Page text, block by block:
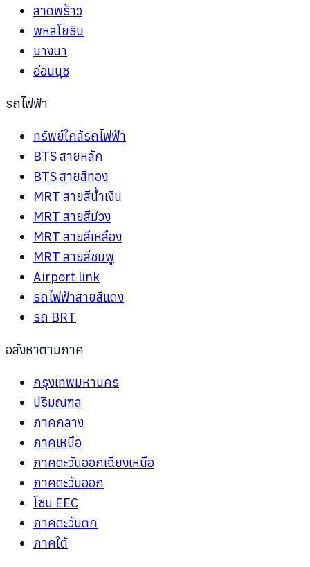
ลาดพร้าว
พหลโยธิน
บางนา
อ่อนนุช
รถไฟฟ้า
ทรัพย์ใกล้รถไฟฟ้า
BTS สายหลัก
BTS สายสีทอง
MRT สายสีน้ำเงิน
MRT สายสีม่วง
MRT สายสีเหลือง
MRT สายสีชมพู
Airport link
รถไฟฟ้าสายสีแดง
รถ BRT
อสังหาตามภาค
กรุงเทพมหานคร
ปริมณฑล
ภาคกลาง
ภาคเหนือ
ภาคตะวันออกเฉียงเหนือ
ภาคตะวันออก
โซน EEC
ภาคตะวันตก
ภาคใต้